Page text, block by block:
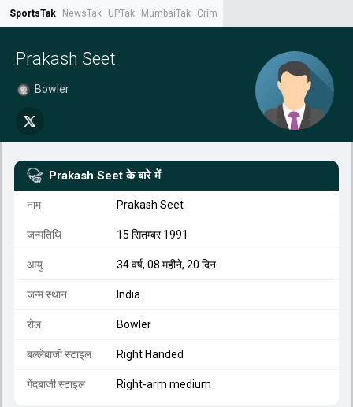
SportsTak NewsTak UPTak MumbaiTak CrimeTak
Prakash Seet
Bowler
Prakash Seet के बारे में
नाम Prakash Seet
जन्मतिथि 15 सितम्बर 1991
आयु 34 वर्ष, 08 महीने, 20 दिन
जन्म स्थान India
रोल Bowler
बल्लेबाजी स्टाइल Right Handed
गेंदबाजी स्टाइल Right-arm medium